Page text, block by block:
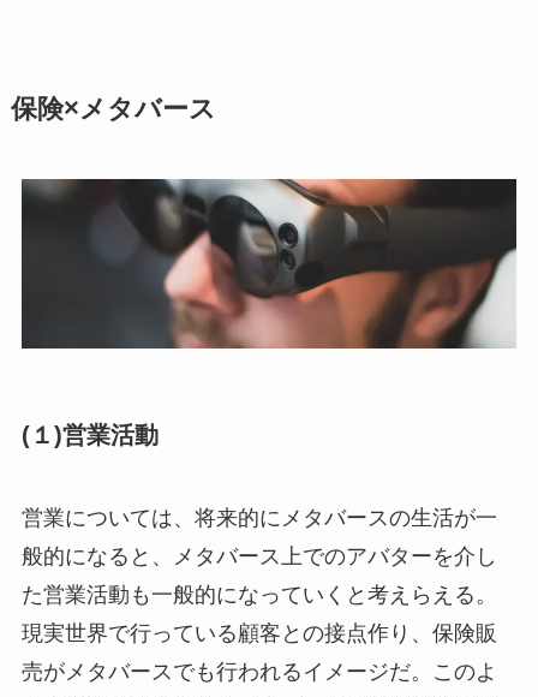
保険×メタバース
(１)営業活動
営業については、将来的にメタバースの生活が一
般的になると、メタバース上でのアバターを介し
た営業活動も一般的になっていくと考えらえる。
現実世界で行っている顧客との接点作り、保険販
売がメタバースでも行われるイメージだ。このよ